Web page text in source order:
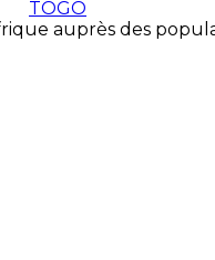
TOGO
auprès des